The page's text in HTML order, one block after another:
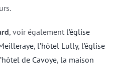
, voir également l’église
, l’hôtel Lully, l’église
de Cavoye, la maison